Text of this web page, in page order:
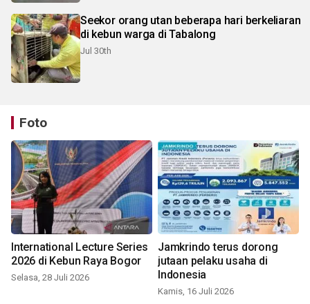
Seekor orang utan beberapa hari berkeliaran
di kebun warga di Tabalong
Jul 30th
Foto
International Lecture Series
2026 di Kebun Raya Bogor
Selasa, 28 Juli 2026
Jamkrindo terus dorong
jutaan pelaku usaha di
Indonesia
Kamis, 16 Juli 2026